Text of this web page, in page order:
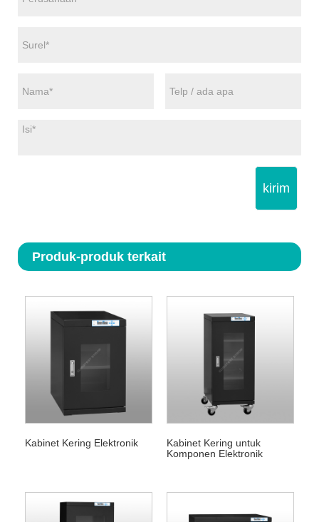
kirim
Produk-produk terkait
Kabinet Kering Elektronik
Kabinet Kering untuk
Komponen Elektronik